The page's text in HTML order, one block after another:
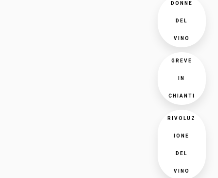
DONNE
DEL
VINO
GREVE
IN
CHIANTI
RIVOLUZ
IONE
DEL
VINO